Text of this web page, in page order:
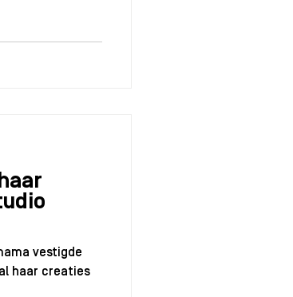
vestigde
haar creaties